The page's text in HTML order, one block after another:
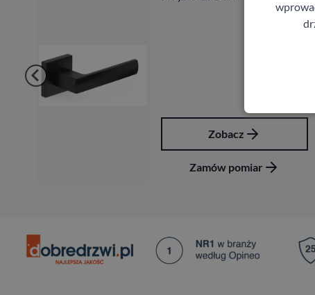
Zobacz
Zamów pomiar